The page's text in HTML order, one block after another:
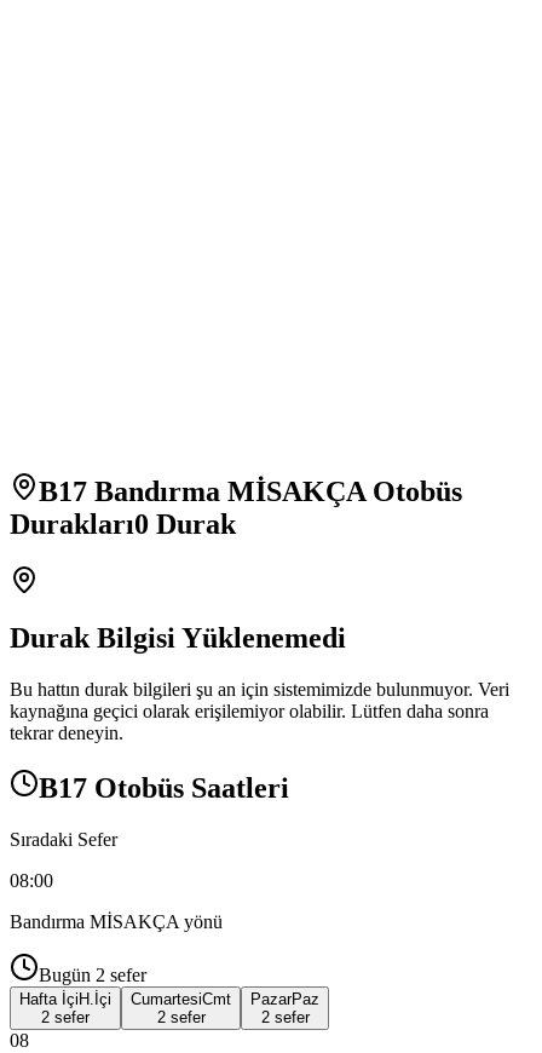
B17 Bandırma MİSAKÇA Otobüs
Durakları0 Durak
Durak Bilgisi Yüklenemedi
Bu hattın durak bilgileri şu an için sistemimizde bulunmuyor. Veri
kaynağına geçici olarak erişilemiyor olabilir. Lütfen daha sonra
tekrar deneyin.
B17 Otobüs Saatleri
Sıradaki Sefer
08:00
Bandırma MİSAKÇA yönü
Bugün 2 sefer
Hafta İçi H.İçi
2 sefer
CumartesiCmt
2 sefer
PazarPaz
2 sefer
08